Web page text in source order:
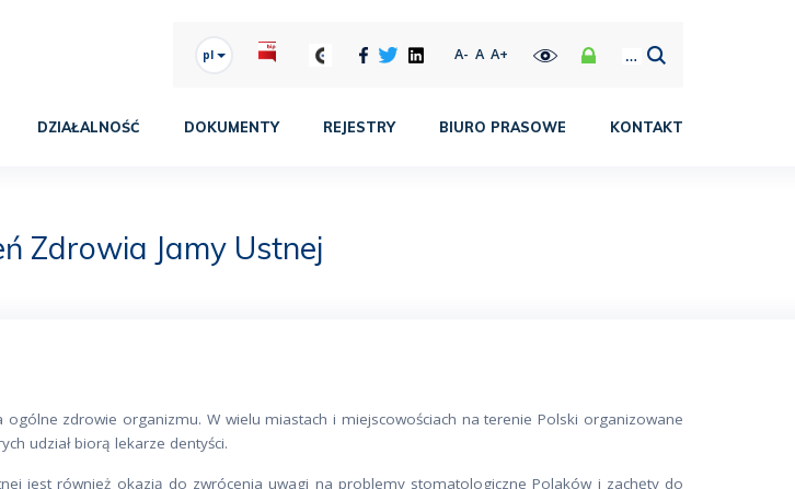
pl A- A A+
DZIAŁALNOŚĆ DOKUMENTY REJESTRY BIURO PRASOWE KONTAKT
Zdrowia Jamy Ustnej
ogólne zdrowie organizmu. W wielu miastach i miejscowościach na terenie Polski organizowane
udział biorą lekarze dentyści.
jest również okazją do zwrócenia uwagi na problemy stomatologiczne Polaków i zachęty do